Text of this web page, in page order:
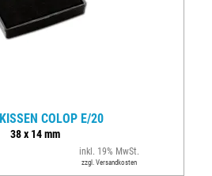
COLOP E/20
38x 14mm
inkl. 19% MwSt.
zzgl. Versandkosten